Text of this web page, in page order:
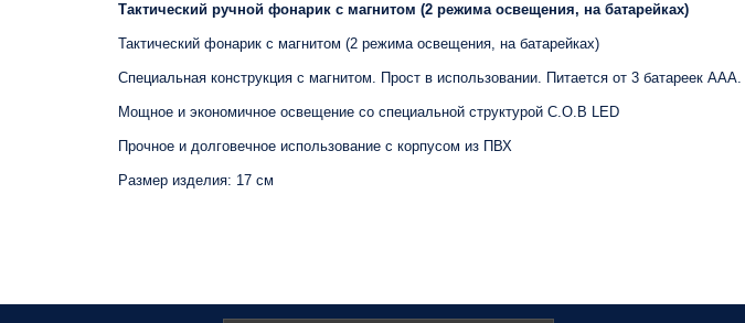
Тактический ручной фонарик с магнитом (2 режима освещения, на батарейках)
Тактический фонарик с магнитом (2 режима освещения, на батарейках)
Специальная конструкция с магнитом. Прост в использовании. Питается от 3 батареек ААА.
Мощное и экономичное освещение со специальной структурой C.O.B LED
Прочное и долговечное использование с корпусом из ПВХ
Размер изделия: 17 см